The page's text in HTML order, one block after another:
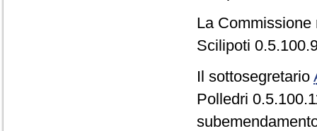
La
Scilipoti
Il sottosegretario
Polledri